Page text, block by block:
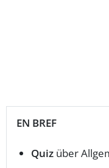
EN BREF
Quiz über